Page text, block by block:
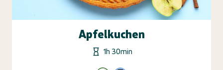
Apfelkuchen
1h 30min